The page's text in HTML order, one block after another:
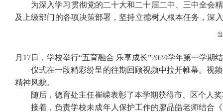
为深入学习贯彻党的二十大和二十届二中、三中全会
及上级部门的各项决策部署，坚持立德树人根本任务，深
月17日，学校举行“五育融合 乐享成长”2024学年第一学期
仪式在一段精彩纷呈的往期回顾视频中拉开帷幕。视
精神风貌。
随后，德育处主任崔嵘表彰了本学期获得市、区个人
接着，负责学校未成年人保护工作的廖品皓老师结合《